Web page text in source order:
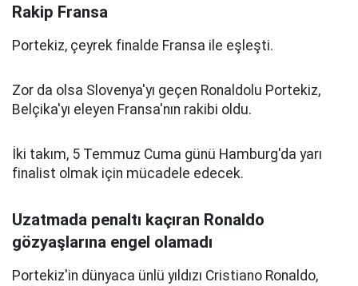
Rakip Fransa
Portekiz, çeyrek finalde Fransa ile eşleşti.
Zor da olsa Slovenya'yı geçen Ronaldolu Portekiz,
Belçika'yı eleyen Fransa'nın rakibi oldu.
İki takım, 5 Temmuz Cuma günü Hamburg'da yarı
finalist olmak için mücadele edecek.
Uzatmada penaltı kaçıran Ronaldo
gözyaşlarına engel olamadı
Portekiz'in dünyaca ünlü yıldızı Cristiano Ronaldo,